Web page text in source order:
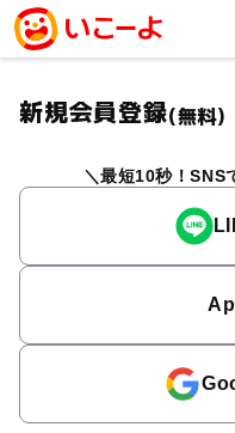
新規会員登録(無料)
最短10秒！SNS